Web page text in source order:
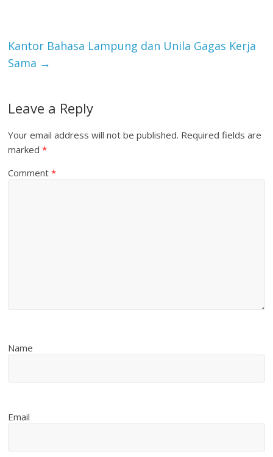
Kantor Bahasa Lampung dan Unila Gagas Kerja
Sama →
Leave a Reply
Your email address will not be published. Required fields are
marked*
Comment*
Name
Email